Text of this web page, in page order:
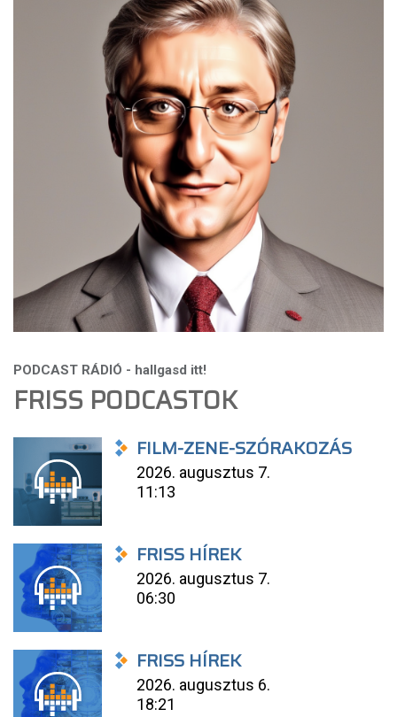
FRISS PODCASTOK
FILM-ZENE-SZÓRAKOZÁS
2026. augusztus 7.
11:13
FRISS HÍREK
2026. augusztus 7.
06:30
FRISS HÍREK
2026. augusztus 6.
18:21